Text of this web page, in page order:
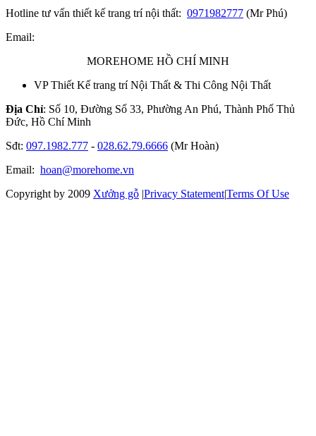
Hotline tư vấn thiết kế trang trí nội thất: 0971982777 (Mr Phú)
Email:
MOREHOME HỒ CHÍ MINH
VP Thiết Kế trang trí Nội Thất & Thi Công Nội Thất
Địa Chỉ: Số 10, Đường Số 33, Phường An Phú, Thành Phố Thủ
Đức, Hồ Chí Minh
Sđt: 097.1982.777 - 028.62.79.6666 (Mr Hoàn)
Email: hoan@morehome.vn
Copyright by 2009 Xưởng gỗ |Privacy Statement|Terms Of Use